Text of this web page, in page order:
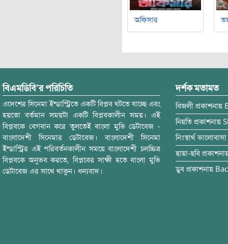
অফিসার
বিএমডিবি’র পরিচিতি
এদেশের সিনেমা ইন্ডাস্ট্রিতে একটি বিপ্লব ঘটতে যাচ্ছে এবং
হয়তো বর্তমান সময়টা একটি বিপ্লবকালীন সময়। এই
বিপ্লবকে বেগবান করে তুলতেই বাংলা মুভি ডেটাবেজ -
বাংলাদেশী সিনেমার ডেটাবেজ। বাংলাদেশী সিনেমা
ইন্ডাস্ট্রির এই পরিবর্তনকালীন সময়ে বাংলাদেশী চলচ্চিত্র
বিপ্লবকে অনুভব করতে, বিপ্লবের সাক্ষী হতে বাংলা মুভি
ডেটাবেজ এর সাথে থাকুন। ধন্যবাদ।
দর্শক মতামত
বিজলী প্রকাশনায়
নিয়তি প্রকাশনায়
নিঃস্বার্থ ভালোবাসা
ছায়া-ছবি
ডুব প্রকাশনায়